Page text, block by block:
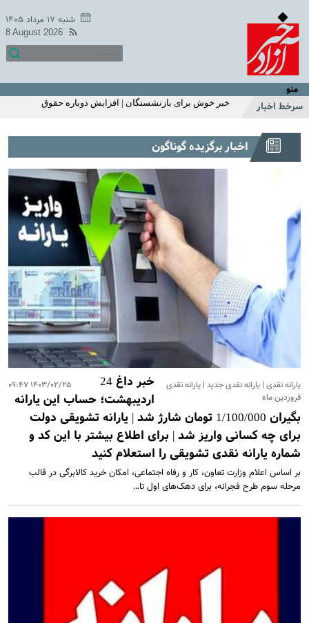
شنبه ۱۷ مرداد ۱۴۰۵
8 August 2026
منو
سرخط اخبار
افزایش حقوق بازنشستگان در دو سطح و مبلغ متفاوت +
اگر زیاد می خوابید حتما بخوانید | ۱۱ بلای مرگبار خواب زیاد که
متناسب سازی حقوق بازنشستگان و مستمری بگیران اعلام شد
خبر خوش برای بازنشستگان | افزایش دوباره حقوق
استارت واریز یارانه نقدی با تغییرات اضافه 1 میلیونی برای این
خانوارها | واریز یارانه نقدی مرحله ای شد | استعلام آخرین
وضعیت دهک بندی و مبلغ یارانه با کدملی
شارژ 2/200/000 تومانی حساب یارانه نقدی خانوار تک فرزند با
این شرط | استارت واریز یارانه نقدی اردیبهشت ماه از این
هفته | این خانوارها این ماه یارانه اضافی می گیرند
سرپرستان خانوارها عجله کنید | ثبت نام یارانه نقدی 1میلیون
تومانی از این ماه | استعلام یارانه با موبایل
خبر غافلگیر کننده یارانه ای دولت برای مردم با طرح جدید |
افزایش مبلغ یارانه نقدی به 620/000 تومان | ثبت‌نام برای
یارانه ۱ میلیون تومانی فجرانه
قول عجیب جواد خیابانی به مارادونا | جواد خیابانی: مصاحبه
مارادونا بعد از مرگ من منتشر می‌شود +فیلم
عکس منوچهر هادی از لشکر فامیلا | سلفی خاص منوچهر هادی
از مراسم سالگرد پدرش +عکس
پاسخ جالب نعیمه نظام دوست به سئوالی درباره ازدواج | نعیمه
نظام‌دوست، مهران مدیری را از خنده روده‌بُر کرد +فیلم
بهاره رهنما رفت آمریکا | سوژه شدن استایل جنجالی بهاره
رهنما در آمریکا +عکس
میزان مبلغ جدید افزایش حقوق بازنشستگان تامین اجتماعی |
افزایش حقوق بازنشستگان در دو سطح و مبلغ متفاوت +
جزییات
اگر زیاد می خوابید حتما بخوانید | ۱۱ بلای مرگبار خواب زیاد که
شما از آن بی‌خبر بودید
اخبار برگزیده گوناگون
۱۴۰۳/۰۲/۲۵ ۰۹:۴۷
یارانه نقدی | یارانه نقدی جدید | یارانه نقدی
فروردین ماه
خبر داغ 24
اردیبهشت؛ حساب این یارانه
بگیران 1/100/000 تومان شارژ شد | یارانه تشویقی دولت
برای چه کسانی واریز شد | برای اطلاع بیشتر با این کد و
شماره یارانه نقدی تشویقی را استعلام کنید
بر اساس اعلام وزارت تعاون، کار و رفاه اجتماعی، امکان خرید کالابرگی در قالب
مرحله سوم طرح فجرانه، برای دهک‌های اول تا…